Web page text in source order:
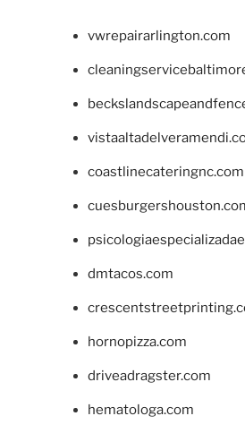
vwrepairarlington.com
coastlinecateringnc.com
dmtacos.com
hornopizza.com
driveadragster.com
hematologa.com